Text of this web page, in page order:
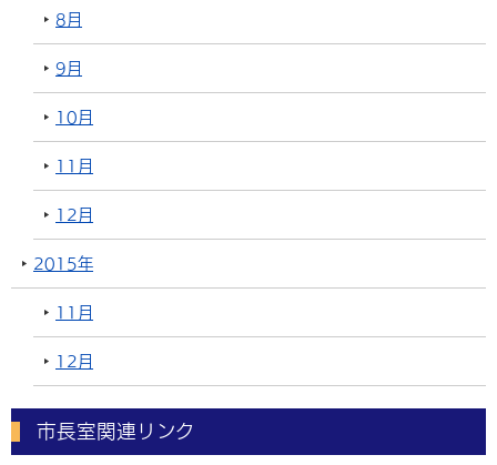
8月
9月
10月
11月
12月
2015年
11月
12月
市長室関連リンク